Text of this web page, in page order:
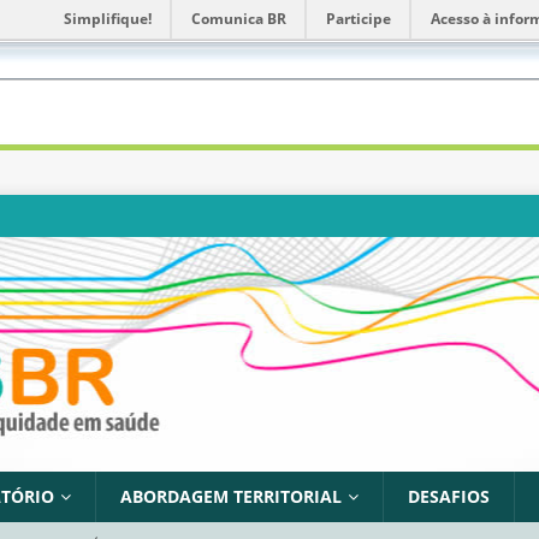
Simplifique! Comunica BR Participe Acesso à
ABORDAGEM TERRITORIAL DESAFIOS